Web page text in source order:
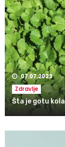
07.07.2023
Zdravlje
Šta je gotu